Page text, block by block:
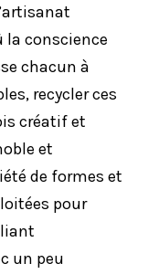
la conscience
chacun à
recycler ces
créatif et
et
de formes et
pour
un peu